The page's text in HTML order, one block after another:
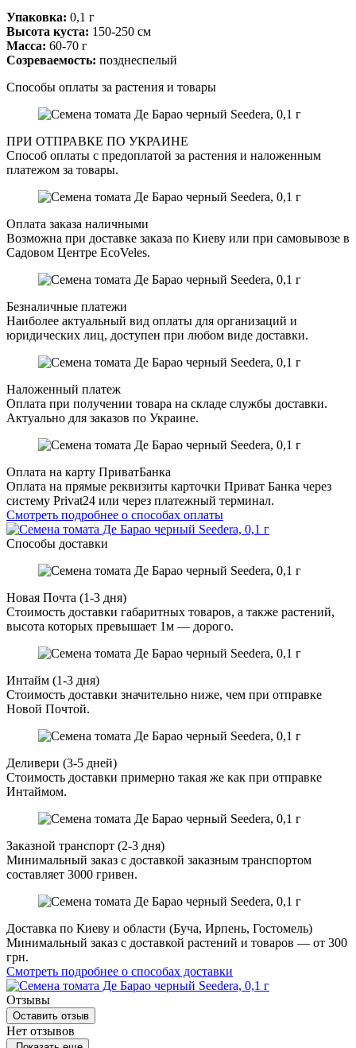
Упаковка: 0,1 г
Высота куста: 150-250 см
Масса: 60-70 г
Созреваемость: позднеспелый
Способы оплаты за растения и товары
ПРИ ОТПРАВКЕ ПО УКРАИНЕ
Способ оплаты с предоплатой за растения и наложенным
платежом за товары.
Оплата заказа наличными
Возможна при доставке заказа по Киеву или при самовывозе в
Садовом Центре EcoVeles.
Безналичные платежи
Наиболее актуальный вид оплаты для организаций и
юридических лиц, доступен при любом виде доставки.
Наложенный платеж
Оплата при получении товара на складе службы доставки.
Актуально для заказов по Украине.
Оплата на карту ПриватБанка
Оплата на прямые реквизиты карточки Приват Банка через
систему Privat24 или через платежный терминал.
Смотреть подробнее о способах оплаты
Способы доставки
Новая Почта (1-3 дня)
Стоимость доставки габаритных товаров, а также растений,
высота которых превышает 1м — дорого.
Интайм (1-3 дня)
Стоимость доставки значительно ниже, чем при отправке
Новой Почтой.
Деливери (3-5 дней)
Стоимость доставки примерно такая же как при отправке
Интаймом.
Заказной транспорт (2-3 дня)
Минимальный заказ с доставкой заказным транспортом
составляет 3000 гривен.
Доставка по Киеву и области (Буча, Ирпень, Гостомель)
Минимальный заказ с доставкой растений и товаров — от 300
грн.
Смотреть подробнее о способах доставки
Отзывы
Оставить отзыв
Нет отзывов